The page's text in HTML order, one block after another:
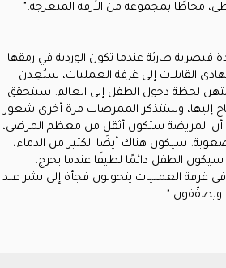
محاطًا بمجموعة من الأزقة المتعرجة."
قيصرية طارئة عندما تكون الوردية في رمقها
القابلات إلى غرفة العمليات، سيُعِدن
لحظة دخول الطفل إلى العالم. سيتحقق
إليها، وستتذكر الممرضات مرة أخرى شعور
أن المريضة ستكون أثقل من معظم المرضى،
سيكون هناك أيضًا الكثير من الدماء،
الطفل دائمًا لطيفًا عندما يخرج.
غرفة العمليات يتحولون فجأة إلى بشر عند
ويصفّقون."